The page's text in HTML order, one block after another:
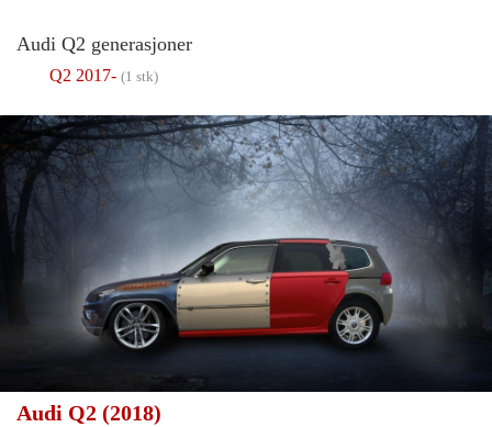
Audi Q2 generasjoner
Q2 2017- (1 stk)
Audi Q2 (2018)